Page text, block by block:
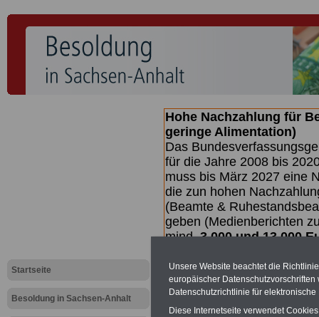
Startseite
Besoldung in Sachsen-Anhalt
Hohe Nachzahlung für
geringe Alimentation)
Das
für die Jahre 2008 bis
muss bis März 2027 eine
die zun hohen
(Beamte &
geben (Medienberichten
mind.3.000 und 13.000
des Gesetzentwurfs der
Quartal.2026 >>>
zur
Unsere Website beachtet die
europäischer
Datenschutzrichtlinie für
Diese Internetseite verwendet